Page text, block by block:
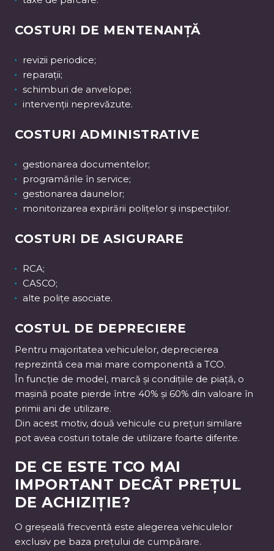
COSTURI DE MENTENANȚĂ
revizii periodice;
reparații;
schimburi de anvelope;
intervenții neprevăzute.
COSTURI ADMINISTRATIVE
gestionarea documentelor;
programările în service;
gestionarea daunelor;
monitorizarea expirării polițelor și inspecțiilor.
COSTURI DE ASIGURARE
RCA;
CASCO;
alte polițe asociate.
COSTUL DE DEPRECIERE
Pentru majoritatea vehiculelor, deprecierea
reprezintă cea mai mare componentă a TCO.
În funcție de model, marcă și condițiile de piață, o
mașină poate pierde între 40% și 60% din valoare în
primii ani de utilizare.
Din acest motiv, două vehicule cu prețuri similare
pot avea costuri totale de utilizare foarte diferite.
DE CE ESTE TCO MAI
IMPORTANT DECÂT PREȚUL
DE ACHIZIȚIE?
O greșeală frecventă este alegerea vehiculelor
exclusiv pe baza prețului de cumpărare.